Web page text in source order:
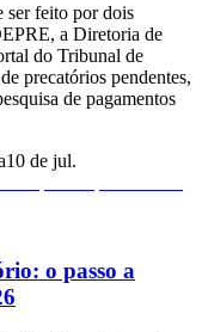
ser feito por dois
a Diretoria de
do Tribunal de
precatórios pendentes,
de pagamentos
10 de jul.
o passo a